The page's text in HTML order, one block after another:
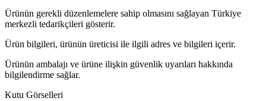
Ürünün gerekli düzenlemelere sahip olmasını sağlayan Türkiye
merkezli tedarikçileri gösterir.
Ürün bilgileri, ürünün üreticisi ile ilgili adres ve bilgileri içerir.
Ürünün ambalajı ve ürüne ilişkin güvenlik uyarıları hakkında
bilgilendirme sağlar.
Kutu Görselleri